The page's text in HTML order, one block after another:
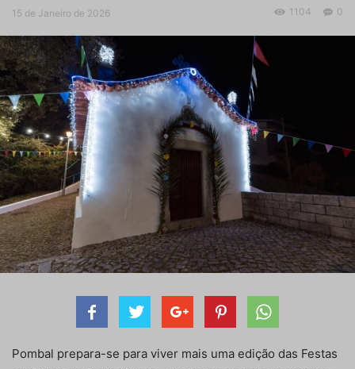
15 de Janeiro de 2026 0
1104
Pombal prepara-se para viver mais uma edição das Festas